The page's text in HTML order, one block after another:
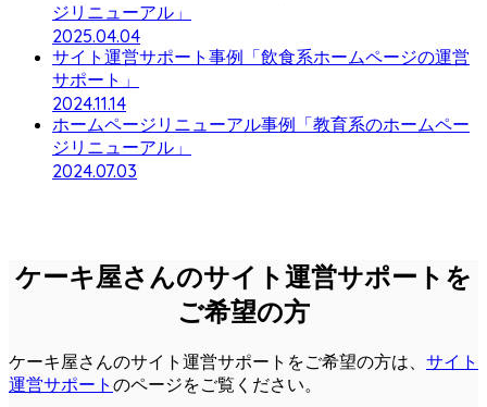
ジリニューアル」
2025.04.04
サイト運営サポート事例「飲食系ホームページの運営
サポート」
2024.11.14
ホームページリニューアル事例「教育系のホームペー
ジリニューアル」
2024.07.03
ケーキ屋さんのサイト運営サポートを
ご希望の方
ケーキ屋さんのサイト運営サポートをご希望の方は、 サイト
運営サポート のページをご覧ください。